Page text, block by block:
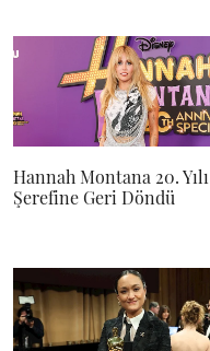
Hannah Montana 20. Yılı
Şerefine Geri Döndü